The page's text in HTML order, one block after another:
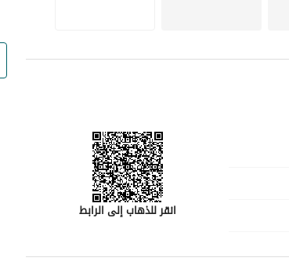
انقر للذهاب إلى الرابط